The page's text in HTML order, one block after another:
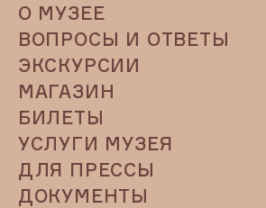
О МУЗЕЕ
ВОПРОСЫ И ОТВЕТЫ
ЭКСКУРСИИ
МАГАЗИН
БИЛЕТЫ
УСЛУГИ МУЗЕЯ
ДЛЯ ПРЕССЫ
ДОКУМЕНТЫ